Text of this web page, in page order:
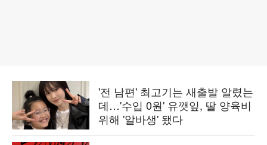
'전 남편' 최고기는 새출발 알렸는
데…'수입 0원' 유깻잎, 딸 양육비
위해 '알바생' 됐다